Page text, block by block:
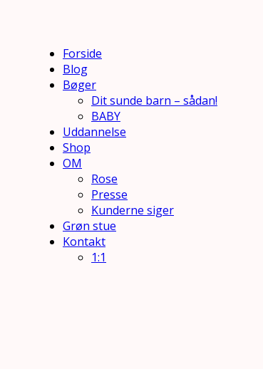
Forside
Blog
Bøger
Dit sunde barn – sådan!
BABY
Uddannelse
Shop
OM
Rose
Presse
Kunderne siger
Grøn stue
Kontakt
1:1